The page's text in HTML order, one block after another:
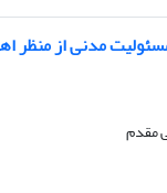
مدنی از منظر
مقدم